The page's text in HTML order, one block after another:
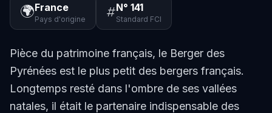
🌍France
Pays d'origine #N° 141
Standard FCI
Pièce du patrimoine français, le Berger des
Pyrénées est le plus petit des bergers français.
Longtemps resté dans l'ombre de ses vallées
natales, il était le partenaire indispensable des